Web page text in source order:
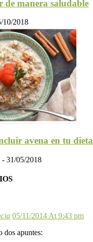
de manera saludable
10/2018
avena en tu dieta
- 31/05/2018
05/11/2014 At 9:43 pm
dos apuntes: